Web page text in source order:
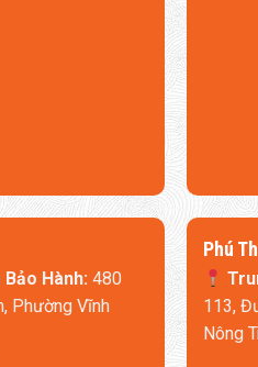
Thiết kế cao cấp, hỗ trợ
Hành:480
Phường Vĩnh
​Phú
113,
Nông